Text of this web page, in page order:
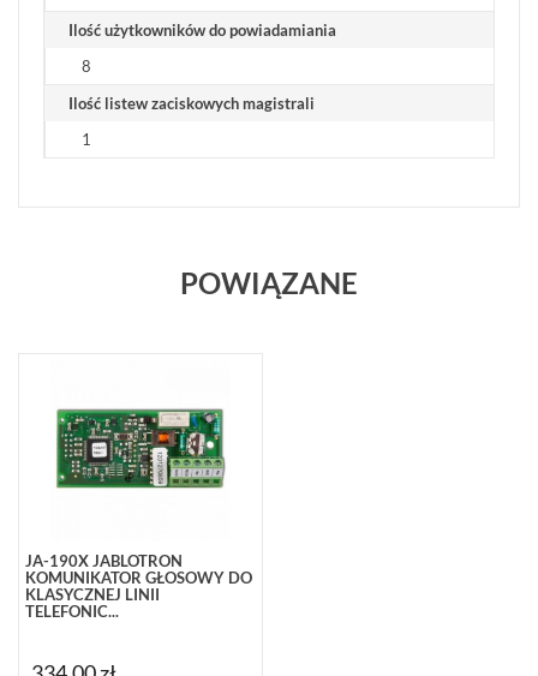
Ilość użytkowników do powiadamiania
8
Ilość listew zaciskowych magistrali
1
POWIĄZANE
JA-190X JABLOTRON
KOMUNIKATOR GŁOSOWY DO
KLASYCZNEJ LINII
TELEFONIC...